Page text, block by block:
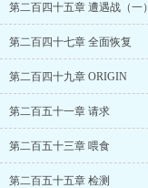
第二百四十五章 遭遇战（一）
第二百四十七章 全面恢复
第二百四十九章 ORIGIN
第二百五十一章 请求
第二百五十三章 喂食
第二百五十五章 检测